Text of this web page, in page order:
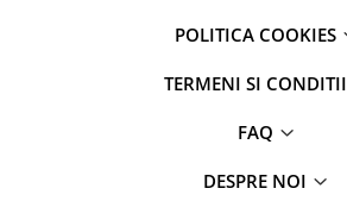
POLITICA COOKIES
TERMENI SI CONDITII
FAQ
DESPRE NOI